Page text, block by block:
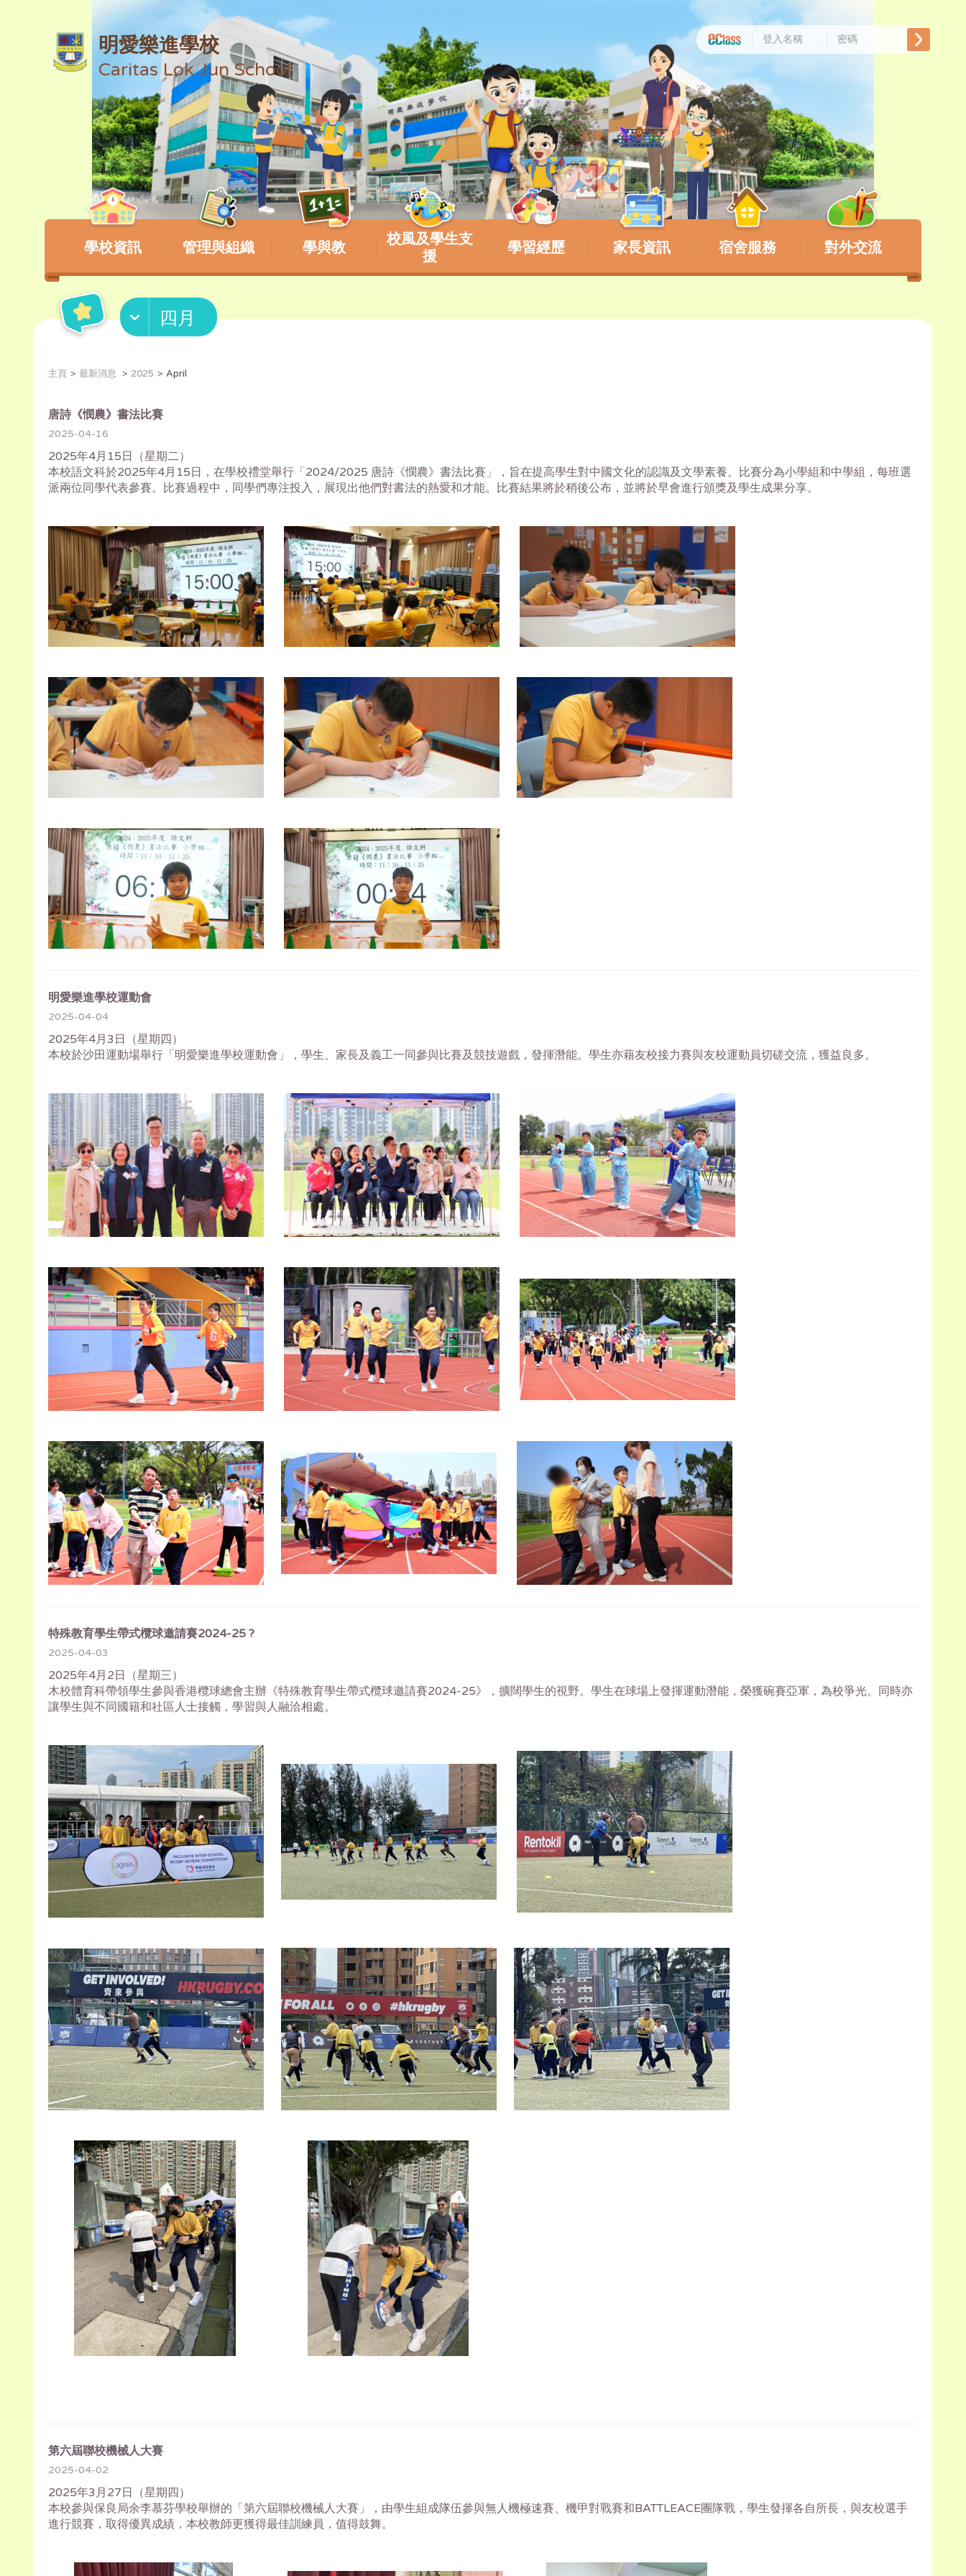
明愛樂進學校
Caritas Lok Jun School
學校資訊 管理與組織 學與教
校風及學生支
援
學習經歷 家長資訊 宿舍服務 對外交流
四月
主頁 最新消息 2025 April
唐詩《憫農》書法比賽
2025-04-16
2025年4月15日（星期二）
本校語文科於2025年4月15日，在學校禮堂舉行「2024/2025 唐詩《憫農》書法比賽」，旨在提高學生對中國文化的認識及文學素養。比賽分為小學組和中學組，每班選
派兩位同學代表參賽。比賽過程中，同學們專注投入，展現出他們對書法的熱愛和才能。比賽結果將於稍後公布，並將於早會進行頒獎及學生成果分享。
明愛樂進學校運動會
2025-04-04
2025年4月3日（星期四）
本校於沙田運動場舉行「明愛樂進學校運動會」，學生、家長及義工一同參與比賽及競技遊戲，發揮潛能。學生亦藉友校接力賽與友校運動員切磋交流，獲益良多。
特殊教育學生帶式欖球邀請賽2024-25 ?
2025-04-03
2025年4月2日（星期三）
木校體育科帶領學生參與香港欖球總會主辦《特殊教育學生帶式欖球邀請賽2024-25》，擴闊學生的視野。學生在球場上發揮運動潛能，榮獲碗賽亞軍，為校爭光。同時亦
讓學生與不同國籍和社區人士接觸，學習與人融洽相處。
第六屆聯校機械人大賽
2025-04-02
2025年3月27日（星期四）
本校參與保良局余李慕芬學校舉辦的「第六屆聯校機械人大賽」，由學生組成隊伍參與無人機極速賽、機甲對戰賽和BATTLEACE團隊戰，學生發揮各自所長，與友校選手
進行競賽，取得優異成績，本校教師更獲得最佳訓練員，值得鼓舞。